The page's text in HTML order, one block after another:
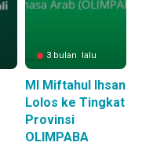
3 bulan lalu
MI Miftahul Ihsan
Lolos ke Tingkat
Provinsi
OLIMPABA